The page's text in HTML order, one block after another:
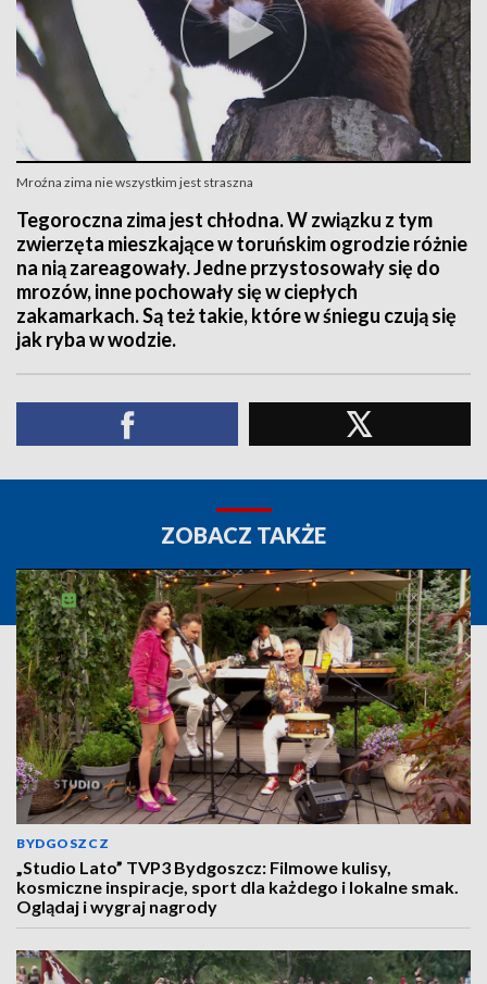
Mroźna zima nie wszystkim jest straszna
Tegoroczna zima jest chłodna. W związku z tym
zwierzęta mieszkające w toruńskim ogrodzie różnie
na nią zareagowały. Jedne przystosowały się do
mrozów, inne pochowały się w ciepłych
zakamarkach. Są też takie, które w śniegu czują się
jak ryba w wodzie.
ZOBACZ TAKŻE
BYDGOSZCZ
„Studio Lato” TVP3 Bydgoszcz: Filmowe kulisy,
kosmiczne inspiracje, sport dla każdego i lokalne smak.
Oglądaj i wygraj nagrody